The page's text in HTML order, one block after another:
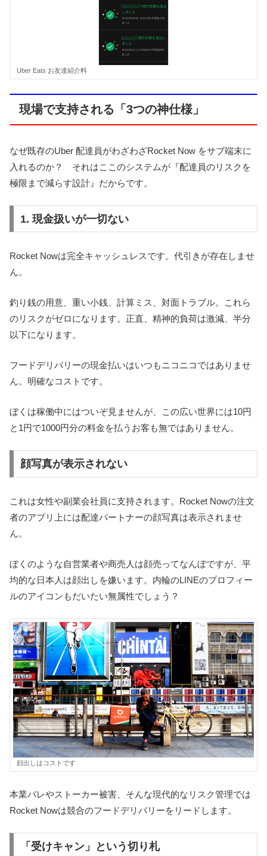
Uber Eats お友達紹介料
現場で支持される「3つの神仕様」
なぜ既存のUber 配達員がわざわざRocket Now をサブ端末に
入れるのか？ それはここのシステムが『配達員のリスクを
極限まで減らす設計』だからです。
1. 現金扱いが一切ない
Rocket Nowは完全キャッシュレスです。代引きが存在しませ
ん。
釣り銭の用意、重い小銭、計算ミス、対面トラブル。これら
のリスクがゼロになります。正直、精神的負荷は激減、半分
以下になります。
フードデリバリーの現金払いはいつもニコニコではありませ
ん。明確なコストです。
ぼくは稼働中にはついぞ見ませんが、この広い世界には10円
と1円で1000円分の料金を払うお客も無ではありません。
顔写真が表示されない
これは女性や副業会社員に支持されます。Rocket Nowの注文
者のアプリ上には配達パートナーの顔写真は表示されませ
ん。
ぼくのような自営業者や商売人は顔売ってなんぼですが、平
均的な日本人は顔出しを嫌います。内輪のLINEのプロフィー
ルのアイコンもだいたい無属性でしょう？
顔出しはコストです
本業バレやストーカー被害、そんな現代的なリスク管理では
Rocket Nowは競合のフードデリバリーをリードします。
「受けキャン」という切り札